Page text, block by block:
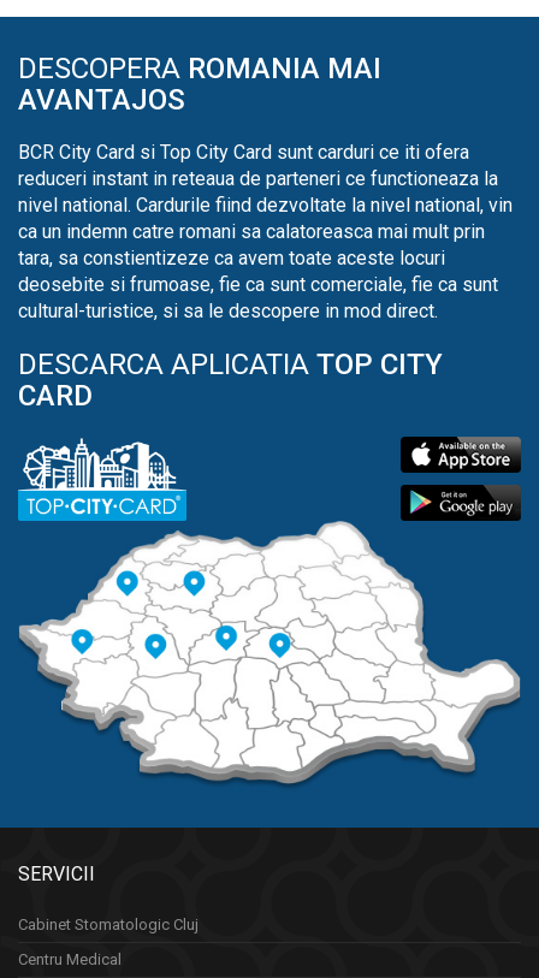
DESCOPERA ROMANIA MAI
AVANTAJOS
BCR City Card si Top City Card sunt carduri ce iti ofera
reduceri instant in reteaua de parteneri ce functioneaza la
nivel national. Cardurile fiind dezvoltate la nivel national, vin
ca un indemn catre romani sa calatoreasca mai mult prin
tara, sa constientizeze ca avem toate aceste locuri
deosebite si frumoase, fie ca sunt comerciale, fie ca sunt
cultural-turistice, si sa le descopere in mod direct.
DESCARCA APLICATIA TOP CITY
CARD
SERVICII
Cabinet Stomatologic Cluj
Centru Medical